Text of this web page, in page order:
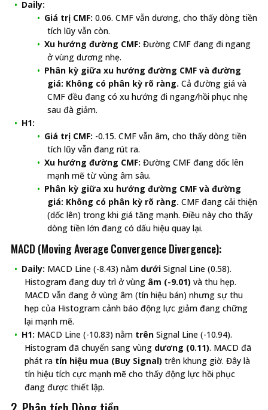
Daily:
Giá trị CMF: 0.06. CMF vẫn dương, cho thấy dòng tiền
tích lũy vẫn còn.
Xu hướng đường CMF: Đường CMF đang đi ngang
ở vùng dương nhẹ.
Phân kỳ giữa xu hướng đường CMF và đường
giá: Không có phân kỳ rõ ràng. Cả đường giá và
CMF đều đang có xu hướng đi ngang/hồi phục nhẹ
sau đà giảm.
H1:
Giá trị CMF: -0.15. CMF vẫn âm, cho thấy dòng tiền
tích lũy vẫn đang rút ra.
Xu hướng đường CMF: Đường CMF đang dốc lên
mạnh mẽ từ vùng âm sâu.
Phân kỳ giữa xu hướng đường CMF và đường
giá: Không có phân kỳ rõ ràng. CMF đang cải thiện
(dốc lên) trong khi giá tăng mạnh. Điều này cho thấy
dòng tiền lớn đang có dấu hiệu quay lại.
MACD (Moving Average Convergence Divergence):
Daily: MACD Line (-8.43) nằm dưới Signal Line (0.58).
Histogram đang duy trì ở vùng âm (-9.01) và thu hẹp.
MACD vẫn đang ở vùng âm (tín hiệu bán) nhưng sự thu
hẹp của Histogram cảnh báo động lực giảm đang chững
lại mạnh mẽ.
H1: MACD Line (-10.83) nằm trên Signal Line (-10.94).
Histogram đã chuyển sang vùng dương (0.11). MACD đã
phát ra tín hiệu mua (Buy Signal) trên khung giờ. Đây là
tín hiệu tích cực mạnh mẽ cho thấy động lực hồi phục
đang được thiết lập.